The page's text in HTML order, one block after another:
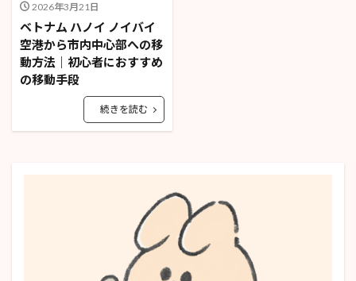
2026年3月21日
ベトナム ハノイ ノイバイ
空港から市内中心部への移
動方法｜初心者におすすめ
の移動手段
続きを読む